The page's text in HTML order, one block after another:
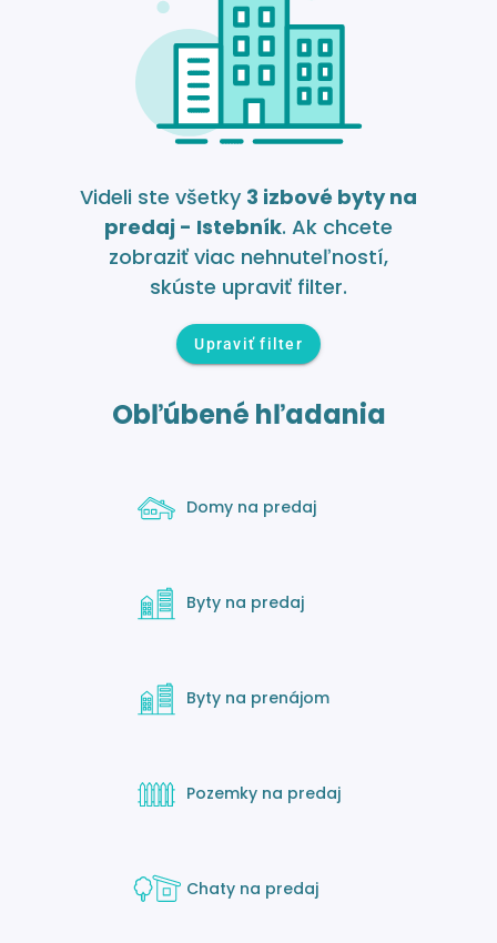
Videli ste všetky 3 izbové byty na
predaj - Istebník. Ak chcete
zobraziť viac nehnuteľností,
skúste upraviť filter.
Upraviť filter
Obľúbené hľadania
Domy na predaj
Byty na predaj
Byty na prenájom
Pozemky na predaj
Chaty na predaj